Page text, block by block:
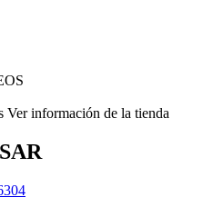
Ver información de la tienda